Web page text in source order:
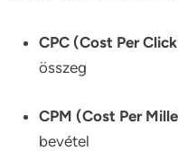
CPC (Cost Per
összeg
CPM (Cost Per
bevétel